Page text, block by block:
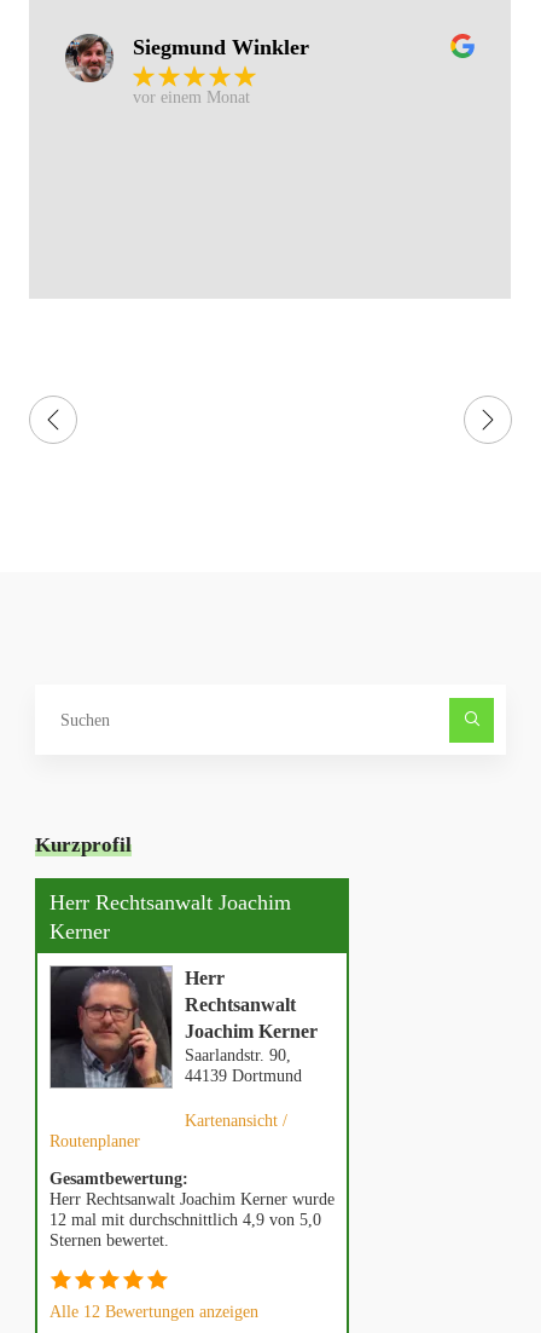
Siegmund Winkler
vor einem Monat
Kurzprofil
Herr Rechtsanwalt Joachim
Kerner
Herr
Rechtsanwalt
Joachim Kerner
Saarlandstr. 90,
44139 Dortmund
Kartenansicht /
Routenplaner
Gesamtbewertung:
Herr Rechtsanwalt Joachim Kerner wurde
12 mal mit durchschnittlich 4,9 von 5,0
Sternen bewertet.
Alle 12 Bewertungen anzeigen